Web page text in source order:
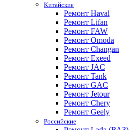
Китайские
Ремонт Haval
Ремонт Lifan
Ремонт FAW
Ремонт Omoda
Ремонт Changan
Ремонт Exeed
Ремонт JAC
Ремонт Tank
Ремонт GAC
Ремонт Jetour
Ремонт Chery
Ремонт Geely
Российские